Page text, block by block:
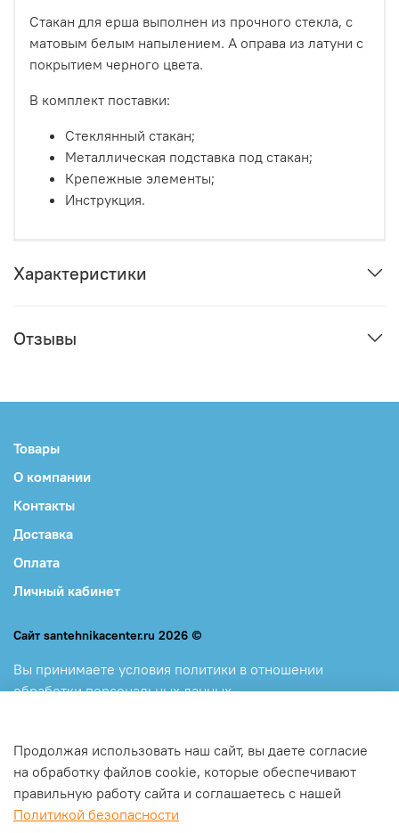
Стакан для ерша выполнен из прочного стекла, с
матовым белым напылением. А оправа из латуни с
покрытием черного цвета.
В комплект поставки:
Стеклянный стакан;
Металлическая подставка под стакан;
Крепежные элементы;
Инструкция.
Характеристики
Отзывы
Товары
О компании
Контакты
Доставка
Оплата
Личный кабинет
Сайт santehnikacenter.ru 2026 ©
Вы принимаете условия политики в отношении
обработки персональных данных
оставляете свои данные в любой форме обратной связи
на сайте santehnikacenter.ru
Продолжая использовать наш сайт, вы даете согласие
на обработку файлов cookie, которые обеспечивают
правильную работу сайта и соглашаетесь с нашей
Политикой безопасности